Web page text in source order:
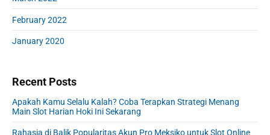
February 2022
January 2020
Recent Posts
Apakah Kamu Selalu Kalah? Coba Terapkan Strategi Menang
Main Slot Harian Hoki Ini Sekarang
Rahasia di Balik Popularitas Akun Pro Meksiko untuk Slot Online